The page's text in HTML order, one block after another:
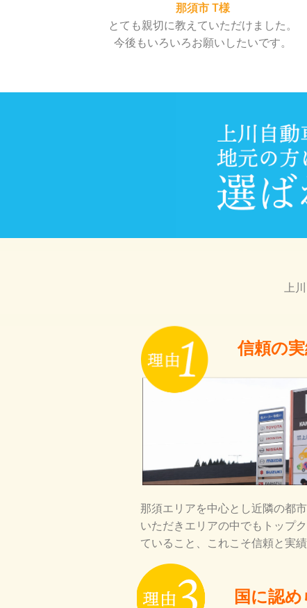
那須市 T様
とても親切に教えていただけました。
今後もいろいろお願いしたいです。
上
信頼の
那須エリアを中心とし近隣の都
いただきエリアの中でもトップ
ていること、これこそ信頼と実績
国に認